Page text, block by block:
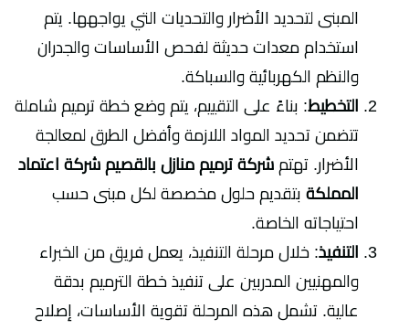
المبنى لتحديد الأضرار والتحديات التي يواجهها. يتم
استخدام معدات حديثة لفحص الأساسات والجدران
والنظم الكهربائية والسباكة.
التخطيط: بناءً على التقييم، يتم وضع خطة ترميم شاملة
تتضمن تحديد المواد اللازمة وأفضل الطرق لمعالجة
الأضرار. تهتم شركة ترميم منازل بالقصيم شركة اعتماد
المملكة بتقديم حلول مخصصة لكل مبنى حسب
احتياجاته الخاصة.
التنفيذ: خلال مرحلة التنفيذ، يعمل فريق من الخبراء
والمهنيين المدربين على تنفيذ خطة الترميم بدقة
عالية. تشمل هذه المرحلة تقوية الأساسات، إصلاح